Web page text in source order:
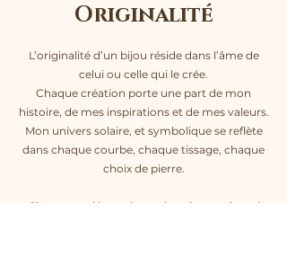
Originalité
L’originalité d’un bijou réside dans l’âme de
celui ou celle qui le crée.
Chaque création porte une part de mon
histoire, de mes inspirations et de mes valeurs.
Mon univers solaire, et symbolique se reflète
dans chaque courbe, chaque tissage, chaque
choix de pierre.
C’est cette démarche authentique qui rend